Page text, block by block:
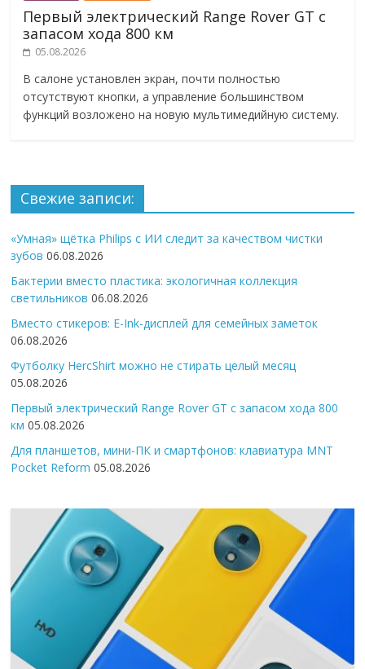
Первый электрический Range Rover GT с
запасом хода 800 км
05.08.2026
В салоне установлен экран, почти полностью
отсутствуют кнопки, а управление большинством
функций возложено на новую мультимедийную систему.
Свежие записи:
«Умная» щётка Philips с ИИ следит за качеством чистки
зубов 06.08.2026
Бактерии вместо пластика: экологичная коллекция
светильников 06.08.2026
Вместо стикеров: E-Ink-дисплей для семейных заметок
06.08.2026
Футболку HercShirt можно не стирать целый месяц
05.08.2026
Первый электрический Range Rover GT с запасом хода 800
км 05.08.2026
Для планшетов, мини-ПК и смартфонов: клавиатура MNT
Pocket Reform 05.08.2026